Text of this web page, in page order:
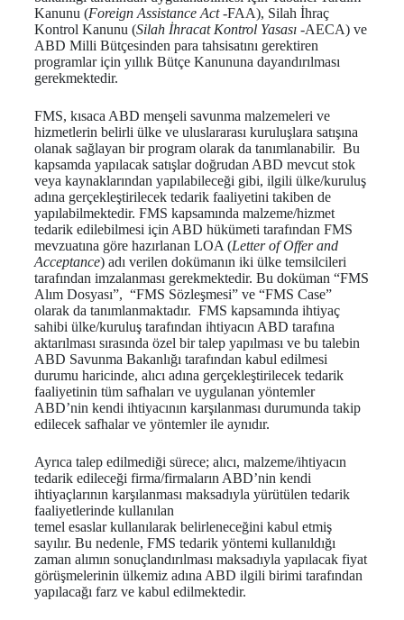
Kanunu (Foreign Assistance Act-FAA), Silah İhraç
Kontrol Kanunu (Silah İhracat Kontrol Yasası -AECA) ve
ABD Milli Bütçesinden para tahsisatını gerektiren
programlar için yıllık Bütçe Kanununa dayandırılması
gerekmektedir.
FMS, kısaca ABD menşeli savunma malzemeleri ve
hizmetlerin belirli ülke ve uluslararası kuruluşlara satışına
olanak sağlayan bir program olarak da tanımlanabilir. Bu
kapsamda yapılacak satışlar doğrudan ABD mevcut stok
veya kaynaklarından yapılabileceği gibi, ilgili ülke/kuruluş
adına gerçekleştirilecek tedarik faaliyetini takiben de
yapılabilmektedir. FMS kapsamında malzeme/hizmet
tedarik edilebilmesi için ABD hükümeti tarafından FMS
mevzuatına göre hazırlanan LOA (Letter of Offer and
Acceptance) adı verilen dokümanın iki ülke temsilcileri
tarafından imzalanması gerekmektedir. Bu doküman “FMS
Alım Dosyası”, “FMS Sözleşmesi” ve “FMS Case”
olarak da tanımlanmaktadır. FMS kapsamında ihtiyaç
sahibi ülke/kuruluş tarafından ihtiyacın ABD tarafına
aktarılması sırasında özel bir talep yapılması ve bu talebin
ABD Savunma Bakanlığı tarafından kabul edilmesi
durumu haricinde, alıcı adına gerçekleştirilecek tedarik
faaliyetinin tüm safhaları ve uygulanan yöntemler
ABD’nin kendi ihtiyacının karşılanması durumunda takip
edilecek safhalar ve yöntemler ile aynıdır.
Ayrıca talep edilmediği sürece; alıcı, malzeme/ihtiyacın
tedarik edileceği firma/firmaların ABD’nin kendi
ihtiyaçlarının karşılanması maksadıyla yürütülen tedarik
faaliyetlerinde kullanılan
temel esaslar kullanılarak belirleneceğini kabul etmiş
sayılır. Bu nedenle, FMS tedarik yöntemi kullanıldığı
zaman alımın sonuçlandırılması maksadıyla yapılacak fiyat
görüşmelerinin ülkemiz adına ABD ilgili birimi tarafından
yapılacağı farz ve kabul edilmektedir.